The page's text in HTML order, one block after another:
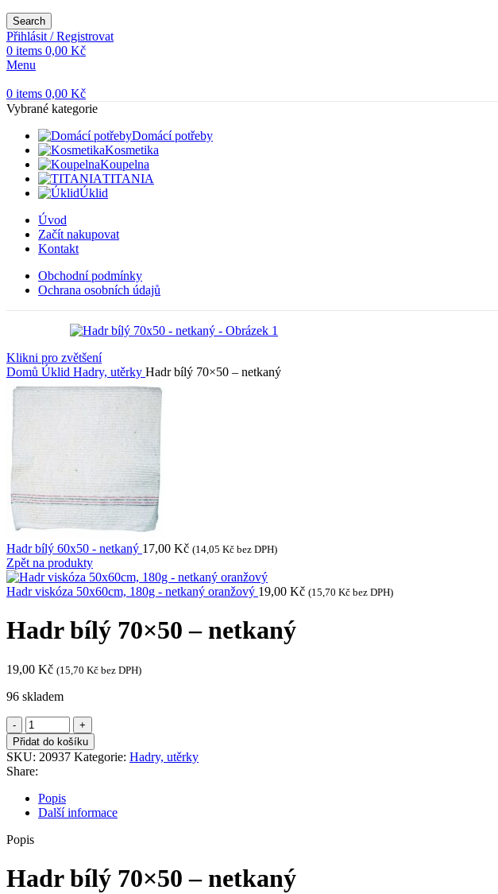
Search
Přihlásit / Registrovat
0 items 0,00 Kč
Menu
0 items 0,00 Kč
Vybrané kategorie
Domácí potřeby
Kosmetika
Koupelna
TITANIA
Úklid
Úvod
Začít nakupovat
Kontakt
Obchodní podmínky
Ochrana osobních údajů
Klikni pro zvětšení
Domů Úklid Hadry, utěrky Hadr bílý 70×50 – netkaný
Hadr bílý 60x50 - netkaný 17,00 Kč (14,05 Kč bez DPH)
Zpět na produkty
Hadr viskóza 50x60cm, 180g - netkaný oranžový 19,00 Kč (15,70 Kč bez DPH)
Hadr bílý 70×50 – netkaný
19,00 Kč (15,70 Kč bez DPH)
96 skladem
Přidat do košíku
SKU: 20937 Kategorie: Hadry, utěrky
Share:
Popis
Další informace
Popis
Hadr bílý 70×50 – netkaný